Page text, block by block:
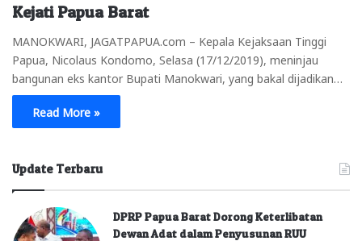
Kejati Papua Barat
MANOKWARI, JAGATPAPUA.com – Kepala Kejaksaan Tinggi
Papua, Nicolaus Kondomo, Selasa (17/12/2019), meninjau
bangunan eks kantor Bupati Manokwari, yang bakal dijadikan…
Read More »
Update Terbaru
DPRP Papua Barat Dorong Keterlibatan
Dewan Adat dalam Penyusunan RUU